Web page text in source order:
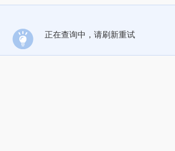
正在查询中，请刷新重试